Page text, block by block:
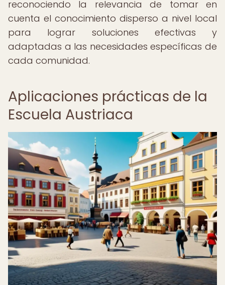
reconociendo la relevancia de tomar en
cuenta el conocimiento disperso a nivel local
para lograr soluciones efectivas y
adaptadas a las necesidades específicas de
cada comunidad.
Aplicaciones prácticas de la
Escuela Austriaca